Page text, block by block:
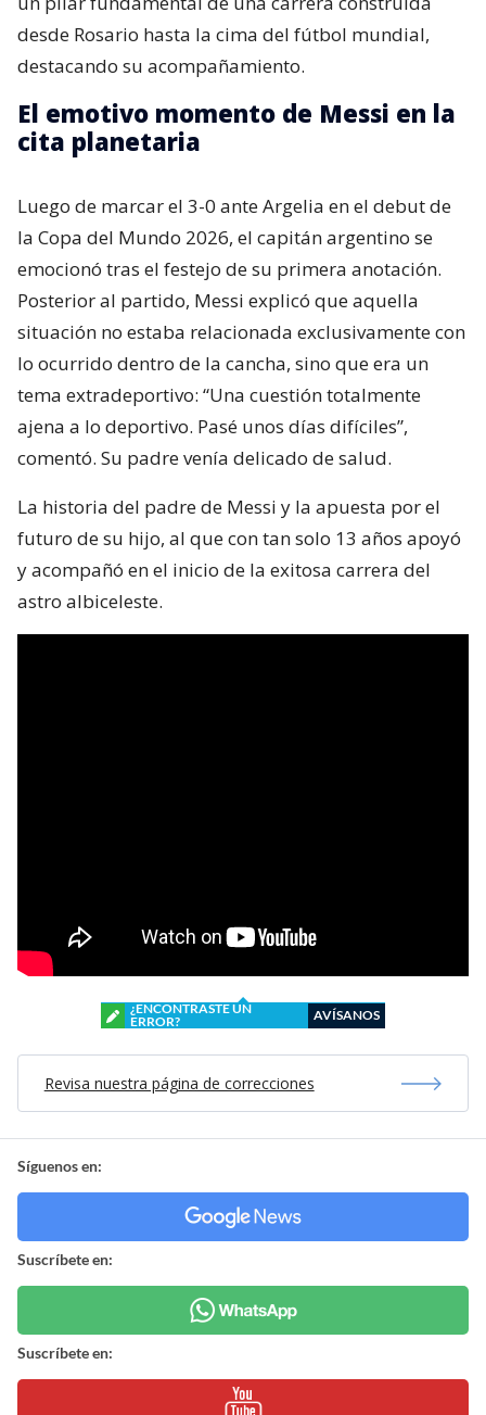
desde Rosario hasta la cima del fútbol mundial,
destacando su acompañamiento.
El emotivo momento de Messi en la
cita planetaria
Luego de marcar el 3-0 ante Argelia en el debut de
la Copa del Mundo 2026, el capitán argentino se
emocionó tras el festejo de su primera anotación.
Posterior al partido, Messi explicó que aquella
situación no estaba relacionada exclusivamente con
lo ocurrido dentro de la cancha, sino que era un
tema extradeportivo: “Una cuestión totalmente
ajena a lo deportivo. Pasé unos días difíciles”,
comentó. Su padre venía delicado de salud.
La historia del padre de Messi y la apuesta por el
futuro de su hijo, al que con tan solo 13 años apoyó
y acompañó en el inicio de la exitosa carrera del
astro albiceleste.
¿ENCONTRASTE UN
ERROR?
AVÍSANOS
Revisa nuestra página de correcciones
Síguenos en:
Suscríbete en:
Suscríbete en: